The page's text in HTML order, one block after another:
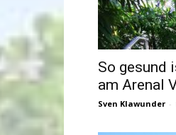
So gesund
am Arenal
Sven Klawunder -